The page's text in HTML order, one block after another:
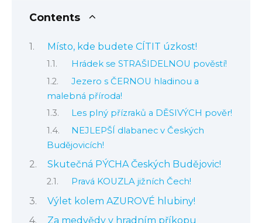
Contents
Místo, kde budete CÍTIT úzkost!
Hrádek se STRAŠIDELNOU pověstí!
Jezero s ČERNOU hladinou a
malebná příroda!
Les plný přízraků a DĚSIVÝCH pověr!
NEJLEPŠÍ dlabanec v Českých
Budějovicích!
Skutečná PÝCHA Českých Budějovic!
Pravá KOUZLA jižních Čech!
Výlet kolem AZUROVÉ hlubiny!
Za medvědy v hradním příkopu